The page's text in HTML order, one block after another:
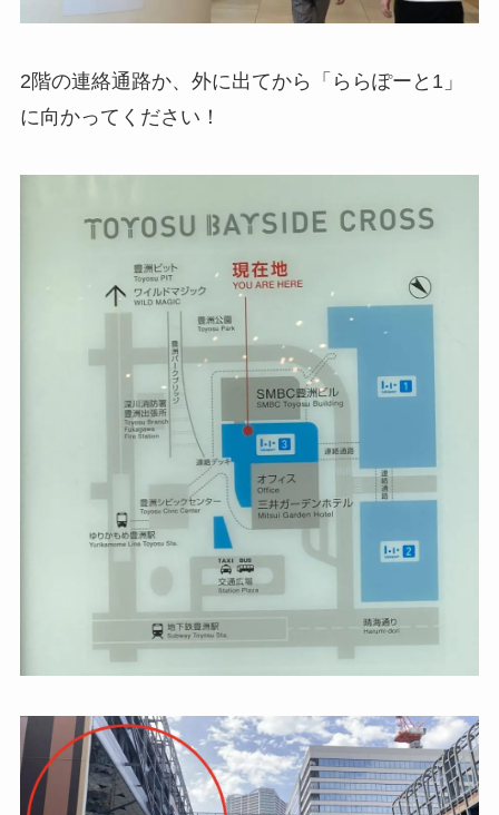
2階の連絡通路か、外に出てから「ららぽーと1」
に向かってください！